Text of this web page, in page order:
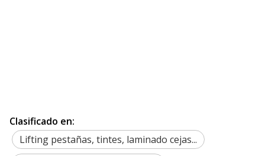
Clasificado en:
Lifting pestañas, tintes, laminado cejas...